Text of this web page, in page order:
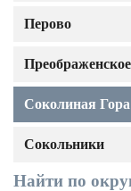
Перово
Преображенское
Соколиная Гора
Сокольники
Найти по